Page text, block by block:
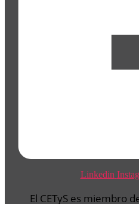
Linkedin
El CETyS es miembro